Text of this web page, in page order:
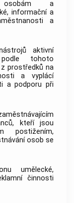
osobám a
informační a
a
aktivní
tohoto
prostředků na
a vyplácí
a podporu při
kteří jsou
postižením,
osob se
umělecké,
činnosti